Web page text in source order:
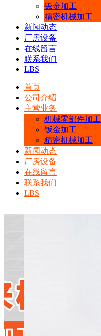
钣金加工
精密机械加工
新闻动态
厂房设备
在线留言
联系我们
LBS
首页
公司介绍
主营业务
机械零部件加工
钣金加工
精密机械加工
新闻动态
厂房设备
在线留言
联系我们
LBS